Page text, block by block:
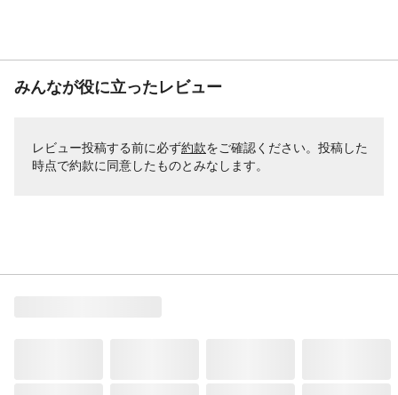
みんなが役に立ったレビュー
レビュー投稿する前に必ず約款をご確認ください。投稿した
時点で約款に同意したものとみなします。